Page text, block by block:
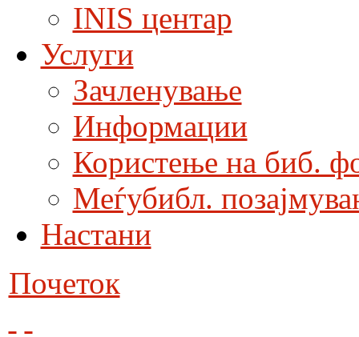
INIS центар
Услуги
Зачленување
Информации
Користење на биб.
Меѓубибл.
Настани
Почеток